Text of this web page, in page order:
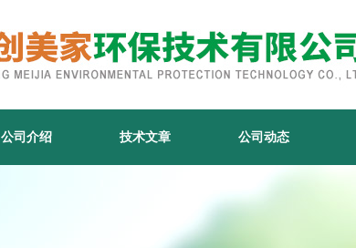
公司介绍 技术文章 公司动态